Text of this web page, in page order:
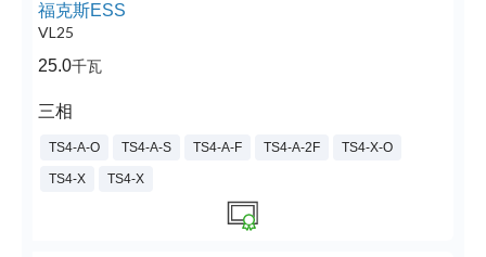
福克斯ESS
VL25
25.0千瓦
三相
TS4-A-O TS4-A-S TS4-A-F TS4-A-2F TS4-X-O
TS4-X TS4-X